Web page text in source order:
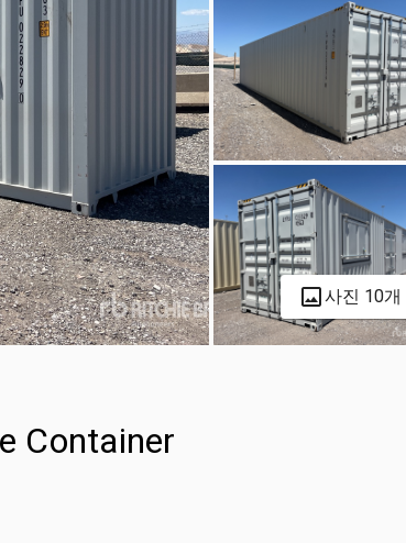
사진 10개
Container